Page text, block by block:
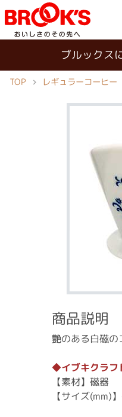
ブルックス
TOP レギュラーコーヒー
商品説明
艶のある白磁の
◆イブキクラフ
【素材】磁器
【サイズ(mm)